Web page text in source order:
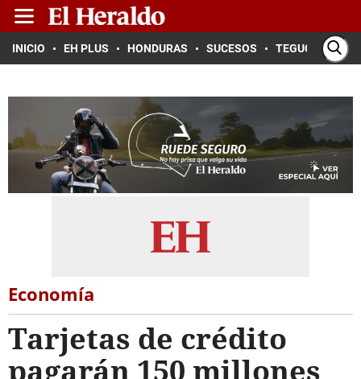
INICIO EH PLUS HONDURAS SUCESOS TEGUCIGALPA
Economía
Tarjetas de crédito
pagarán 150 millones